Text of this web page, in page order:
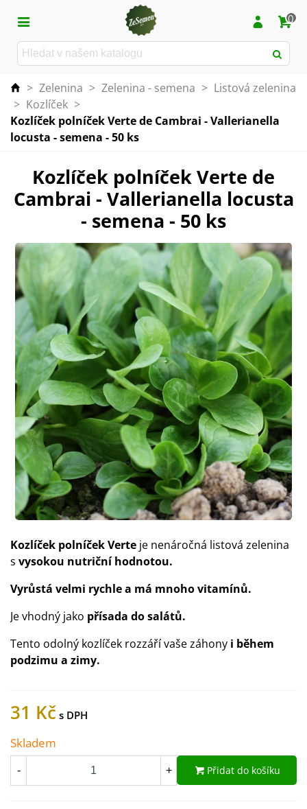
0
> Zelenina > Zelenina - semena > Listová zelenina
> Kozlíček >
Kozlíček polníček Verte de Cambrai - Vallerianella
locusta - semena - 50 ks
Kozlíček polníček Verte de
Cambrai - Vallerianella locusta
- semena - 50 ks
Kozlíček polníček Verte je nenáročná listová zelenina
s vysokou nutriční hodnotou.
Vyrůstá velmi rychle a má mnoho vitamínů.
Je vhodný jako přísada do salátů.
Tento odolný kozlíček rozzáří vaše záhony i během
podzimu a zimy.
31 Kč
Skladem
- + Přidat do košíku